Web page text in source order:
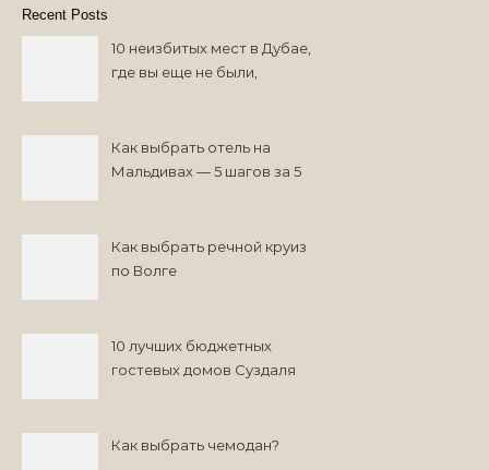
Recent Posts
10 неизбитых мест в Дубае,
где вы еще не были,
Как выбрать отель на
Мальдивах — 5 шагов за 5
Как выбрать речной круиз
по Волге
10 лучших бюджетных
гостевых домов Суздаля
Как выбрать чемодан?